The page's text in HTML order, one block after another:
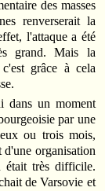
des masses
renverserait la
l'attaque a été
grand. Mais la
grâce à cela
dans un moment
par une
ou trois mois,
organisation
était très difficile.
de Varsovie et